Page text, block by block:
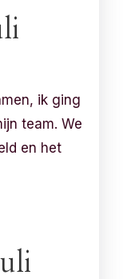
ik ging
team. We
en het